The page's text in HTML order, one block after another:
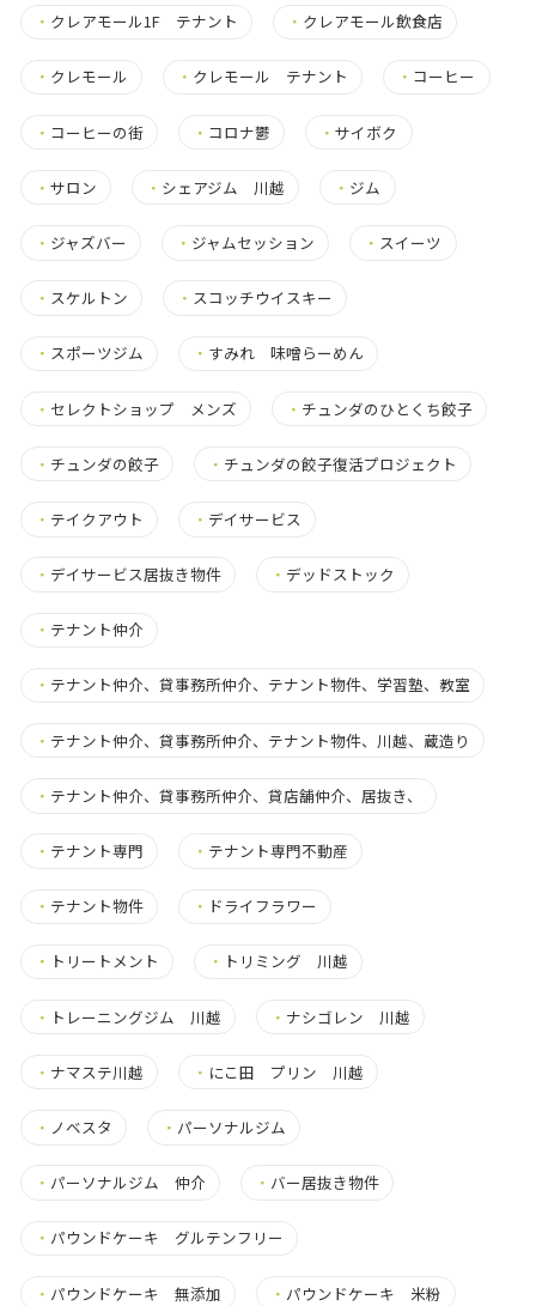
・ クレアモール1F テナント ・ クレアモール飲食店
・ クレモール ・ クレモール テナント ・ コーヒー
・ コーヒーの街 ・ コロナ鬱 ・サイボク
・ サロン ・ シェアジム 川越 ・ ジム
・ ジャズバー ・ ジャムセッション ・ スイーツ
・ スケルトン ・ スコッチウイスキー
・ スポーツジム ・ すみれ 味噌らーめん
・ セレクトショップ メンズ ・ チュンダのひとくち餃子
・ チュンダの餃子 ・ チュンダの餃子復活プロジェクト
・ テイクアウト ・ デイサービス
・ デイサービス居抜き物件 ・ デッドストック
・ テナント仲介
・ テナント仲介、貸事務所仲介、テナント物件、学習塾、教室
・ テナント仲介、貸事務所仲介、テナント物件、川越、蔵造り
・ テナント仲介、貸事務所仲介、貸店舗仲介、居抜き、
・ テナント専門 ・ テナント専門不動産
・ テナント物件 ・ ドライフラワー
・ トリートメント ・ トリミング 川越
・ トレーニングジム 川越 ・ ナシゴレン 川越
・ ナマステ川越 ・ にこ田 プリン 川越
・ ノベスタ ・ パーソナルジム
・ パーソナルジム 仲介 ・ バー居抜き物件
・ パウンドケーキ グルテンフリー
・ パウンドケーキ 無添加 ・ パウンドケーキ 米粉